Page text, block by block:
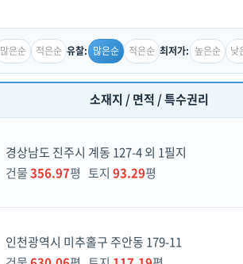
많은순 적은순 유찰: 많은순 적은순 최저가: 높은순 낮
소재지 / 면적 / 특수권리
경상남도 진주시 계동 127-4 외 1필지
건물356.97평 토지 93.29평
인천광역시 미추홀구 주안동 179-11